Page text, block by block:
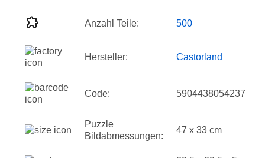
Anzahl Teile: 500
Hersteller: Castorland
Code: 5904438054237
Puzzle
Bildabmessungen:
47 x 33 cm